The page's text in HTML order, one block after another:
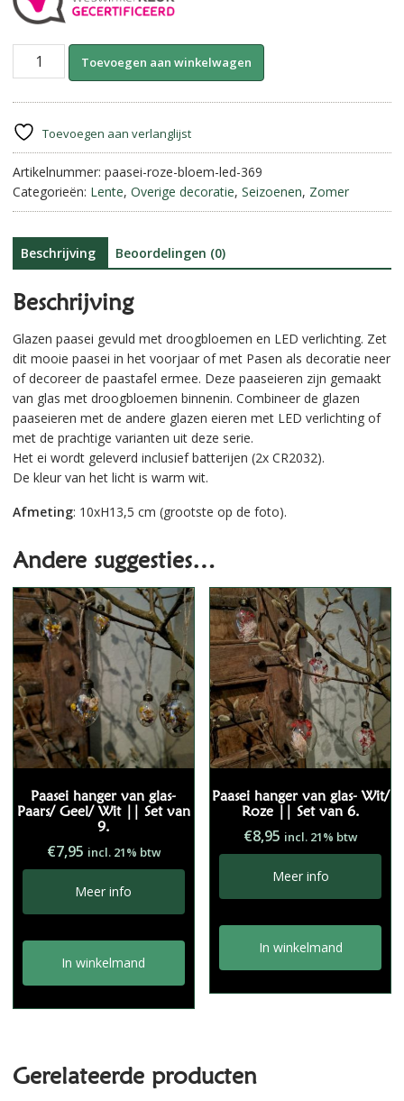
Glazen
Bloemetjes
&
LED
verlichting
||
cm.
aantal
Toevoegen aan winkelwagen
n
t
i
:
Toevoegen aan verlanglijst
Artikelnummer: paasei-roze-bloem-led-369
Categorieën: Lente, Overige decoratie, Seizoenen, Zomer
Beschrijving Beoordelingen (0)
Beschrijving
Glazen paasei gevuld met droogbloemen en LED verlichting. Zet
dit mooie paasei in het voorjaar of met Pasen als decoratie neer
of decoreer de paastafel ermee. Deze paaseieren zijn gemaakt
van glas met droogbloemen binnenin. Combineer de glazen
paaseieren met de andere glazen eieren met LED verlichting of
met de prachtige varianten uit deze serie.
Het ei wordt geleverd inclusief batterijen (2x CR2032).
De kleur van het licht is warm wit.
Afmeting: 10xH13,5 cm (grootste op de foto).
Andere suggesties…
Paasei hanger van glas-
Paars/ Geel/ Wit || Set van
9.
€7,95 incl. 21% btw
Meer info
In winkelmand
Paasei hanger van glas- Wit/
Roze || Set van 6.
€8,95 incl. 21% btw
Meer info
In winkelmand
Gerelateerde producten